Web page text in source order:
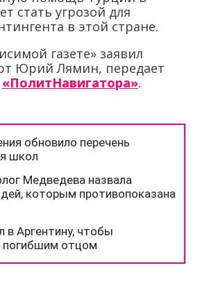
стать угрозой для
в этой стране.
газете» заявил
Юрий Лямин, передает
«ПолитНавигатора».